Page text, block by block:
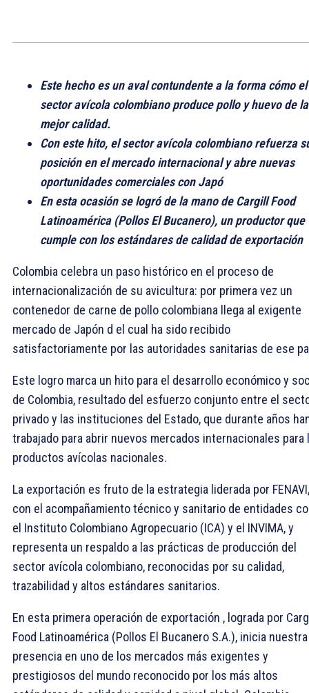
Este hecho es un aval contundente a la forma cómo el
sector avícola colombiano produce pollo y huevo de la
mejor calidad.
Con este hito, el sector avícola colombiano refuerza
posición en el mercado internacional y abre nuevas
oportunidades comerciales con Japó
En esta ocasión se logró de la mano de Cargill Food
Latinoamérica (Pollos El Bucanero), un productor que
cumple con los estándares de calidad de exportación
Colombia celebra un paso histórico en el proceso de
internacionalización de su avicultura: por primera vez un
contenedor de carne de pollo colombiana llega al exigente
mercado de Japón d el cual ha sido recibido
satisfactoriamente por las autoridades sanitarias de ese
Este logro marca un hito para el desarrollo económico y
de Colombia, resultado del esfuerzo conjunto entre el
privado y las instituciones del Estado, que durante años
trabajado para abrir nuevos mercados internacionales para
productos avícolas nacionales.
La exportación es fruto de la estrategia liderada por FENAVI,
con el acompañamiento técnico y sanitario de entidades
el Instituto Colombiano Agropecuario (ICA) y el INVIMA, y
representa un respaldo a las prácticas de producción del
sector avícola colombiano, reconocidas por su calidad,
trazabilidad y altos estándares sanitarios.
En esta primera operación de exportación , lograda por
Food Latinoamérica (Pollos El Bucanero S.A.), inicia nuestra
presencia en uno de los mercados más exigentes y
prestigiosos del mundo reconocido por los más altos